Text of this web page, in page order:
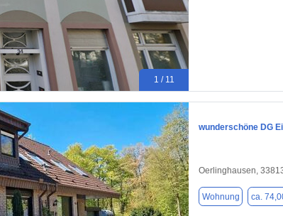
1 / 11
wunderschöne DG
Oerlinghausen,
Wohnung ca.